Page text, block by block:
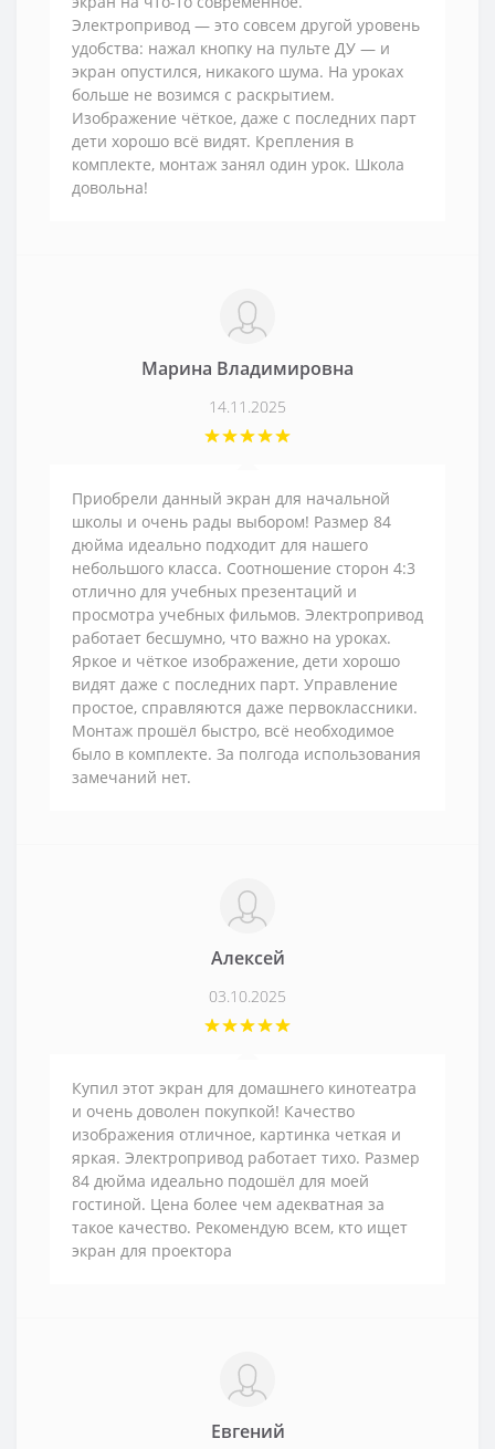
Электропривод — это совсем другой уровень
удобства: нажал кнопку на пульте ДУ — и
экран опустился, никакого шума. На уроках
больше не возимся с раскрытием.
Изображение чёткое, даже с последних парт
дети хорошо всё видят. Крепления в
комплекте, монтаж занял один урок. Школа
довольна!
Марина Владимировна
14.11.2025
Приобрели данный экран для начальной
школы и очень рады выбором! Размер 84
дюйма идеально подходит для нашего
небольшого класса. Соотношение сторон 4:3
отлично для учебных презентаций и
просмотра учебных фильмов. Электропривод
работает бесшумно, что важно на уроках.
Яркое и чёткое изображение, дети хорошо
видят даже с последних парт. Управление
простое, справляются даже первоклассники.
Монтаж прошёл быстро, всё необходимое
было в комплекте. За полгода использования
замечаний нет.
Алексей
03.10.2025
Купил этот экран для домашнего кинотеатра
и очень доволен покупкой! Качество
изображения отличное, картинка четкая и
яркая. Электропривод работает тихо. Размер
84 дюйма идеально подошёл для моей
гостиной. Цена более чем адекватная за
такое качество. Рекомендую всем, кто ищет
экран для проектора
Евгений